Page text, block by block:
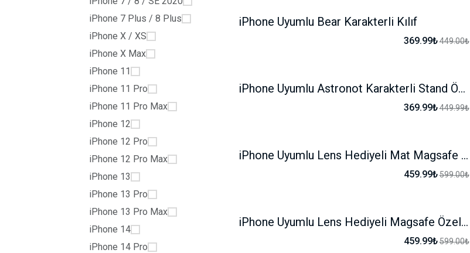
iPhone 7 Plus / 8 Plus
iPhone X / XS
iPhone X Max
iPhone 11
iPhone 11 Pro
iPhone 11 Pro Max
iPhone 12
iPhone 12 Pro
iPhone 12 Pro Max
iPhone 13
iPhone 13 Pro
iPhone 13 Pro Max
iPhone 14
iPhone 14 Pro
iPhone Uyumlu Bear Karakterli Kılıf
369.99₺449.00₺
-17% iPhone Uyumlu Astronot Karakterli Stand Özellikli Kılıf
369.99₺449.99₺
-23% iPhone Uyumlu Lens Hediyeli Mat Magsafe Ultra Lüx Kılıf
459.99₺599.00₺
-23% iPhone Uyumlu Lens Hediyeli Magsafe Özellkli Grace Kılıf
459.99₺599.00₺